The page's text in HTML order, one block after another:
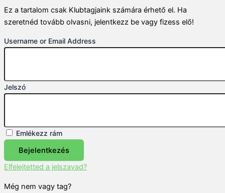
Ez a tartalom csak Klubtagjaink számára érhető el. Ha
szeretnéd tovább olvasni, jelentkezz be vagy fizess elő!
Username or Email Address
Jelszó
Emlékezz rám
Bejelentkezés
Elfelejtetted a jelszavad?
Még nem vagy tag?